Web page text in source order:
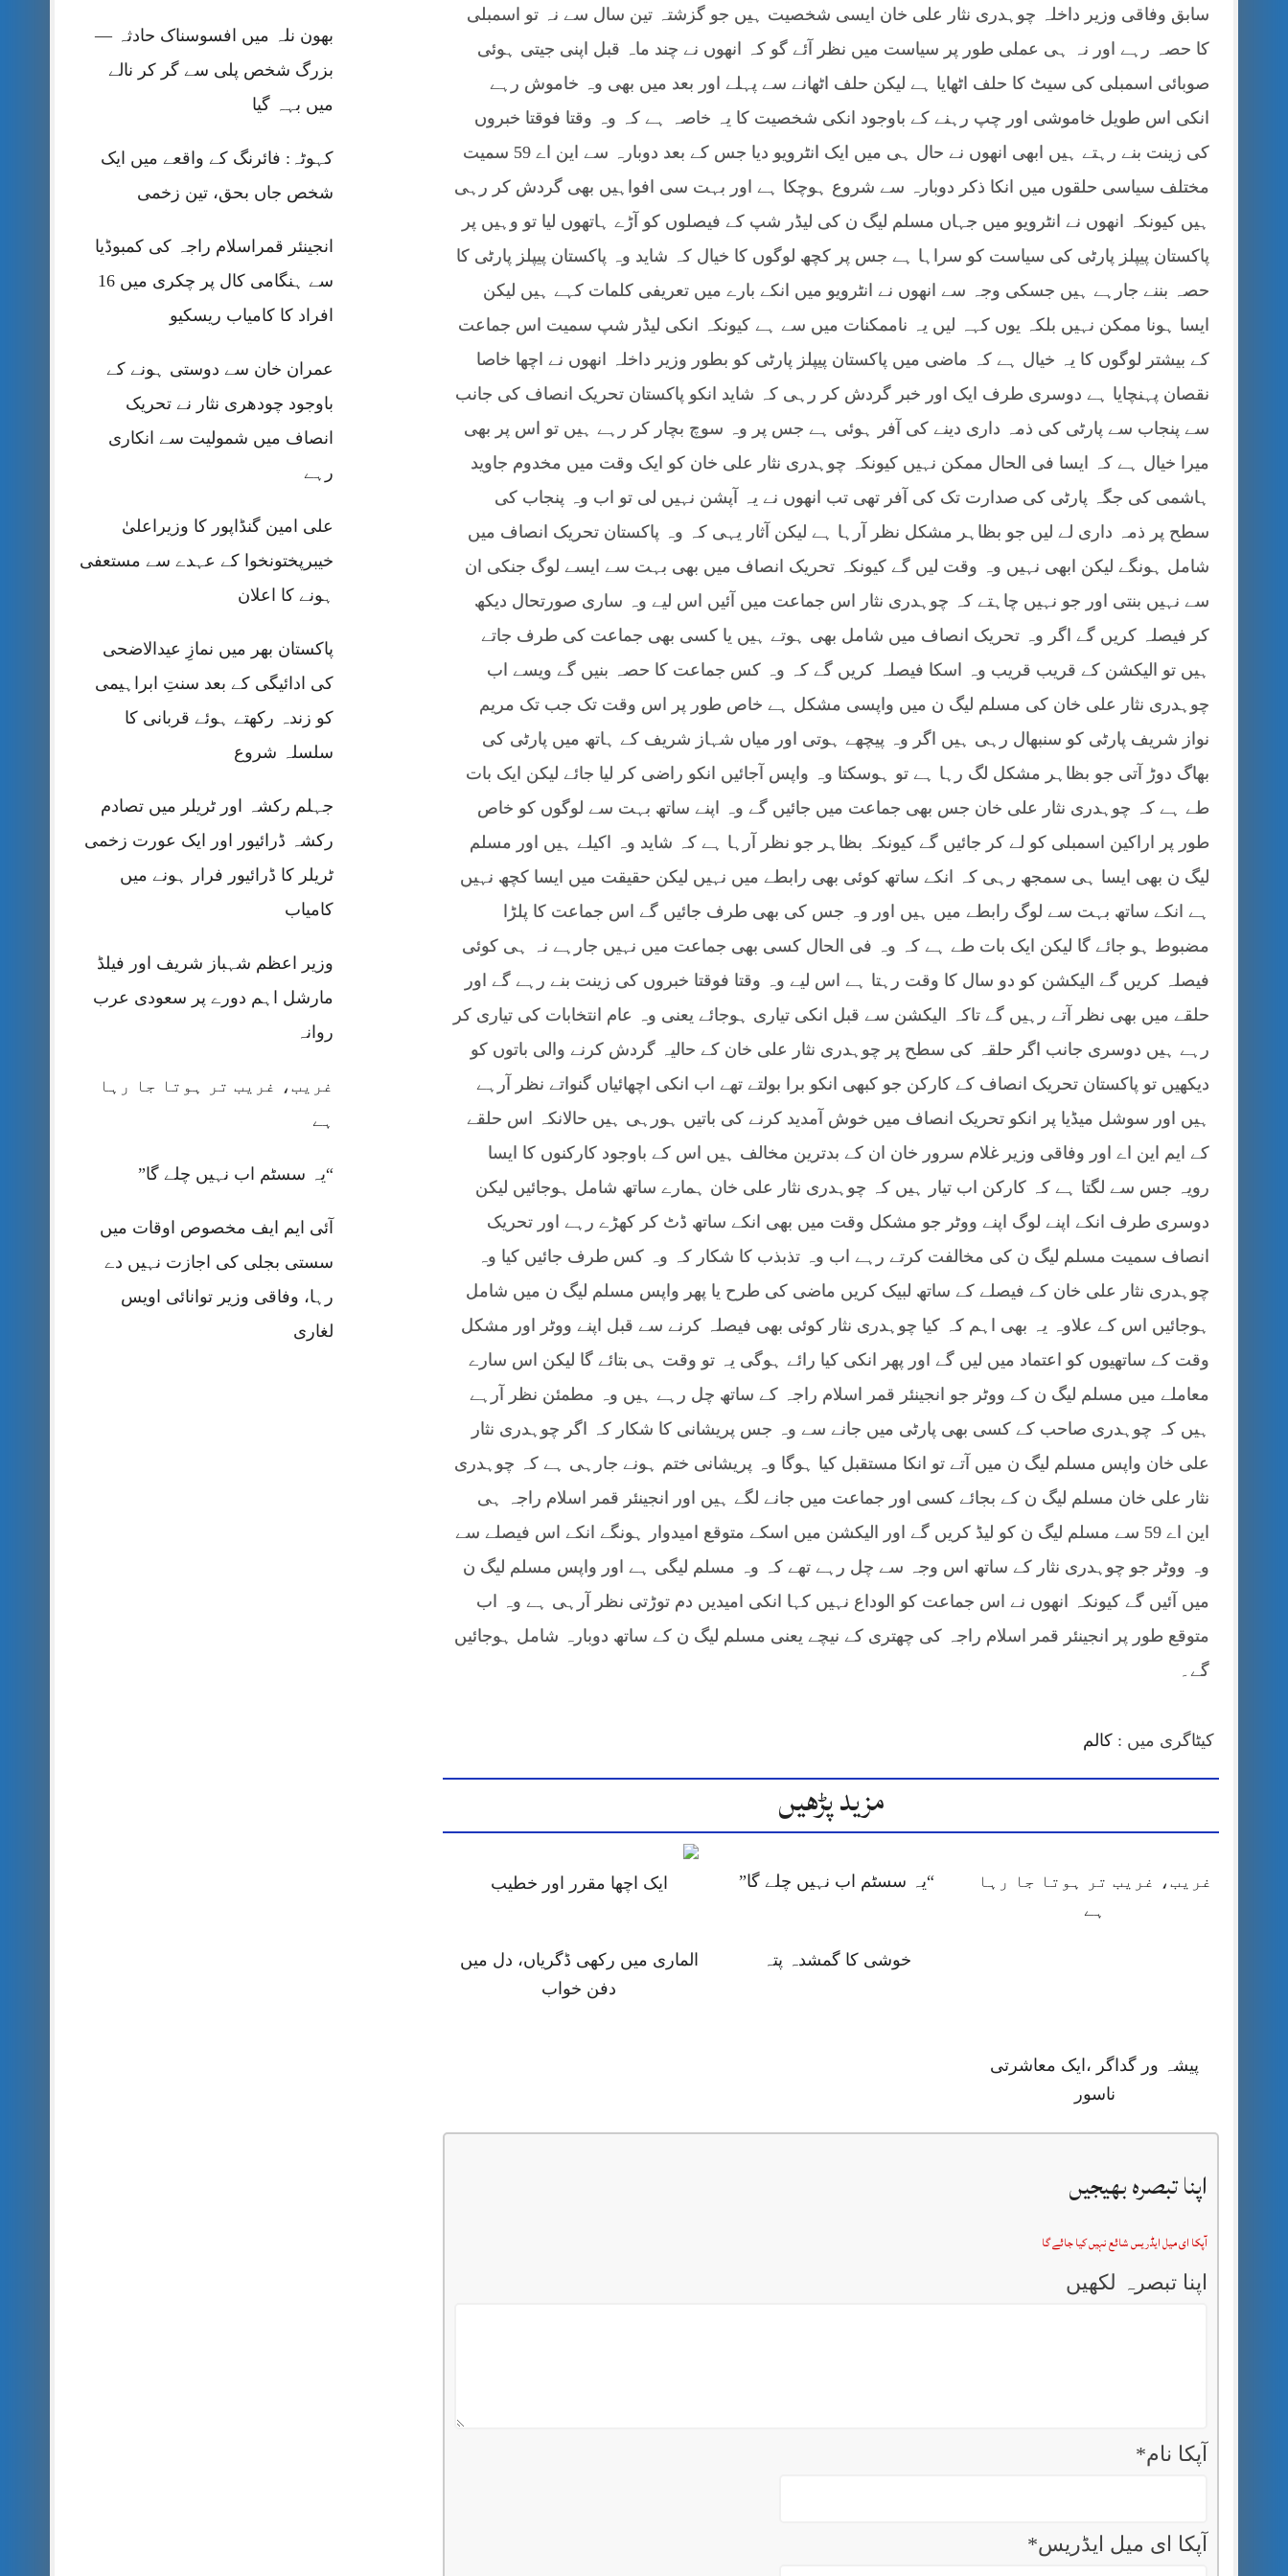
بھون نلہ میں افسوسناک حادثہ —
بزرگ شخص پلی سے گر کر نالے
میں بہہ گیا
کہوٹہ: فائرنگ کے واقعے میں ایک
شخص جاں بحق، تین زخمی
انجینئر قمراسلام راجہ کی کمبوڈیا
سے ہنگامی کال پر چکری میں 16
افراد کا کامیاب ریسکیو
عمران خان سے دوستی ہونے کے
باوجود چودھری نثار نے تحریک
انصاف میں شمولیت سے انکاری
رہے
علی امین گنڈاپور کا وزیراعلیٰ
خیبرپختونخوا کے عہدے سے مستعفی
ہونے کا اعلان
پاکستان بھر میں نمازِ عیدالاضحی
کی ادائیگی کے بعد سنتِ ابراہیمی
کو زندہ رکھتے ہوئے قربانی کا
سلسلہ شروع
جہلم رکشہ اور ٹریلر میں تصادم
رکشہ ڈرائیور اور ایک عورت زخمی
ٹریلر کا ڈرائیور فرار ہونے میں
کامیاب
وزیر اعظم شہباز شریف اور فیلڈ
مارشل اہم دورے پر سعودی عرب
روانہ
غریب، غریب تر ہوتا جا رہا
ہے
“یہ سسٹم اب نہیں چلے گا”
آئی ایم ایف مخصوص اوقات میں
سستی بجلی کی اجازت نہیں دے
رہا، وفاقی وزیر توانائی اویس
لغاری
سابق وفاقی وزیر داخلہ چوہدری نثار علی خان ایسی شخصیت ہیں جو گزشتہ تین سال سے نہ تو اسمبلی
کا حصہ رہے اور نہ ہی عملی طور پر سیاست میں نظر آئے گو کہ انھوں نے چند ماہ قبل اپنی جیتی ہوئی
صوبائی اسمبلی کی سیٹ کا حلف اٹھایا ہے لیکن حلف اٹھانے سے پہلے اور بعد میں بھی وہ خاموش رہے
انکی اس طویل خاموشی اور چپ رہنے کے باوجود انکی شخصیت کا یہ خاصہ ہے کہ وہ وقتا فوقتا خبروں
کی زینت بنے رہتے ہیں ابھی انھوں نے حال ہی میں ایک انٹرویو دیا جس کے بعد دوبارہ سے این اے 59 سمیت
مختلف سیاسی حلقوں میں انکا ذکر دوبارہ سے شروع ہوچکا ہے اور بہت سی افواہیں بھی گردش کر رہی
ہیں کیونکہ انھوں نے انٹرویو میں جہاں مسلم لیگ ن کی لیڈر شپ کے فیصلوں کو آڑے ہاتھوں لیا تو وہیں پر
پاکستان پیپلز پارٹی کی سیاست کو سراہا ہے جس پر کچھ لوگوں کا خیال کہ شاید وہ پاکستان پیپلز پارٹی کا
حصہ بننے جارہے ہیں جسکی وجہ سے انھوں نے انٹرویو میں انکے بارے میں تعریفی کلمات کہے ہیں لیکن
ایسا ہونا ممکن نہیں بلکہ یوں کہہ لیں یہ ناممکنات میں سے ہے کیونکہ انکی لیڈر شپ سمیت اس جماعت
کے بیشتر لوگوں کا یہ خیال ہے کہ ماضی میں پاکستان پیپلز پارٹی کو بطور وزیر داخلہ انھوں نے اچھا خاصا
نقصان پہنچایا ہے دوسری طرف ایک اور خبر گردش کر رہی کہ شاید انکو پاکستان تحریک انصاف کی جانب
سے پنجاب سے پارٹی کی ذمہ داری دینے کی آفر ہوئی ہے جس پر وہ سوچ بچار کر رہے ہیں تو اس پر بھی
میرا خیال ہے کہ ایسا فی الحال ممکن نہیں کیونکہ چوہدری نثار علی خان کو ایک وقت میں مخدوم جاوید
ہاشمی کی جگہ پارٹی کی صدارت تک کی آفر تھی تب انھوں نے یہ آپشن نہیں لی تو اب وہ پنجاب کی
سطح پر ذمہ داری لے لیں جو بظاہر مشکل نظر آرہا ہے لیکن آثار یہی کہ وہ پاکستان تحریک انصاف میں
شامل ہونگے لیکن ابھی نہیں وہ وقت لیں گے کیونکہ تحریک انصاف میں بھی بہت سے ایسے لوگ جنکی ان
سے نہیں بنتی اور جو نہیں چاہتے کہ چوہدری نثار اس جماعت میں آئیں اس لیے وہ ساری صورتحال دیکھ
کر فیصلہ کریں گے اگر وہ تحریک انصاف میں شامل بھی ہوتے ہیں یا کسی بھی جماعت کی طرف جاتے
ہیں تو الیکشن کے قریب قریب وہ اسکا فیصلہ کریں گے کہ وہ کس جماعت کا حصہ بنیں گے ویسے اب
چوہدری نثار علی خان کی مسلم لیگ ن میں واپسی مشکل ہے خاص طور پر اس وقت تک جب تک مریم
نواز شریف پارٹی کو سنبھال رہی ہیں اگر وہ پیچھے ہوتی اور میاں شہاز شریف کے ہاتھ میں پارٹی کی
بھاگ دوڑ آتی جو بظاہر مشکل لگ رہا ہے تو ہوسکتا وہ واپس آجائیں انکو راضی کر لیا جائے لیکن ایک بات
طے ہے کہ چوہدری نثار علی خان جس بھی جماعت میں جائیں گے وہ اپنے ساتھ بہت سے لوگوں کو خاص
طور پر اراکین اسمبلی کو لے کر جائیں گے کیونکہ بظاہر جو نظر آرہا ہے کہ شاید وہ اکیلے ہیں اور مسلم
لیگ ن بھی ایسا ہی سمجھ رہی کہ انکے ساتھ کوئی بھی رابطے میں نہیں لیکن حقیقت میں ایسا کچھ نہیں
ہے انکے ساتھ بہت سے لوگ رابطے میں ہیں اور وہ جس کی بھی طرف جائیں گے اس جماعت کا پلڑا
مضبوط ہو جائے گا لیکن ایک بات طے ہے کہ وہ فی الحال کسی بھی جماعت میں نہیں جارہے نہ ہی کوئی
فیصلہ کریں گے الیکشن کو دو سال کا وقت رہتا ہے اس لیے وہ وقتا فوقتا خبروں کی زینت بنے رہے گے اور
حلقے میں بھی نظر آتے رہیں گے تاکہ الیکشن سے قبل انکی تیاری ہوجائے یعنی وہ عام انتخابات کی تیاری کر
رہے ہیں دوسری جانب اگر حلقہ کی سطح پر چوہدری نثار علی خان کے حالیہ گردش کرنے والی باتوں کو
دیکھیں تو پاکستان تحریک انصاف کے کارکن جو کبھی انکو برا بولتے تھے اب انکی اچھائیاں گنواتے نظر آرہے
ہیں اور سوشل میڈیا پر انکو تحریک انصاف میں خوش آمدید کرنے کی باتیں ہورہی ہیں حالانکہ اس حلقے
کے ایم این اے اور وفاقی وزیر غلام سرور خان ان کے بدترین مخالف ہیں اس کے باوجود کارکنوں کا ایسا
رویہ جس سے لگتا ہے کہ کارکن اب تیار ہیں کہ چوہدری نثار علی خان ہمارے ساتھ شامل ہوجائیں لیکن
دوسری طرف انکے اپنے لوگ اپنے ووٹر جو مشکل وقت میں بھی انکے ساتھ ڈٹ کر کھڑے رہے اور تحریک
انصاف سمیت مسلم لیگ ن کی مخالفت کرتے رہے اب وہ تذبذب کا شکار کہ وہ کس طرف جائیں کیا وہ
چوہدری نثار علی خان کے فیصلے کے ساتھ لبیک کریں ماضی کی طرح یا پھر واپس مسلم لیگ ن میں شامل
ہوجائیں اس کے علاوہ یہ بھی اہم کہ کیا چوہدری نثار کوئی بھی فیصلہ کرنے سے قبل اپنے ووٹر اور مشکل
وقت کے ساتھیوں کو اعتماد میں لیں گے اور پھر انکی کیا رائے ہوگی یہ تو وقت ہی بتائے گا لیکن اس سارے
معاملے میں مسلم لیگ ن کے ووٹر جو انجینئر قمر اسلام راجہ کے ساتھ چل رہے ہیں وہ مطمئن نظر آرہے
ہیں کہ چوہدری صاحب کے کسی بھی پارٹی میں جانے سے وہ جس پریشانی کا شکار کہ اگر چوہدری نثار
علی خان واپس مسلم لیگ ن میں آتے تو انکا مستقبل کیا ہوگا وہ پریشانی ختم ہونے جارہی ہے کہ چوہدری
نثار علی خان مسلم لیگ ن کے بجائے کسی اور جماعت میں جانے لگے ہیں اور انجینئر قمر اسلام راجہ ہی
این اے 59 سے مسلم لیگ ن کو لیڈ کریں گے اور الیکشن میں اسکے متوقع امیدوار ہونگے انکے اس فیصلے سے
وہ ووٹر جو چوہدری نثار کے ساتھ اس وجہ سے چل رہے تھے کہ وہ مسلم لیگی ہے اور واپس مسلم لیگ ن
میں آئیں گے کیونکہ انھوں نے اس جماعت کو الوداع نہیں کہا انکی امیدیں دم توڑتی نظر آرہی ہے وہ اب
متوقع طور پر انجینئر قمر اسلام راجہ کی چھتری کے نیچے یعنی مسلم لیگ ن کے ساتھ دوبارہ شامل ہوجائیں
گے۔
کیٹاگری میں : کالم
مزید پڑھیں
غریب، غریب تر ہوتا جا رہا
ہے
“یہ سسٹم اب نہیں چلے گا” ایک اچھا مقرر اور خطیب
خوشی کا گمشدہ پتہ
الماری میں رکھی ڈگریاں، دل میں
دفن خواب
پیشہ ور گداگر ،ایک معاشرتی
ناسور
اپنا تبصرہ بھیجیں
آپکا ای میل ایڈریس شائع نہیں کیا جائے گا
اپنا تبصرہ لکھیں
آپکا نام*
آپکا ای میل ایڈریس*